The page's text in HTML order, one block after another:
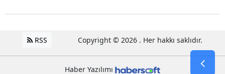
RSS Copyright © 2026 . Her hakkı saklıdır.
Haber Yazılımı